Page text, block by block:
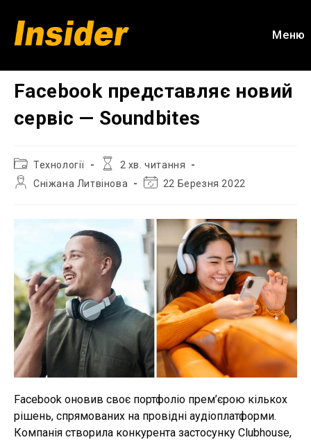
вмісту
Меню
Facebook представляє новий
сервіс — Soundbites
Категорія
запису:
Технології
Час
2 хв. читання
АвторСніжана Литвінова
Остання22 Березня 2022
Facebook оновив своє портфоліо прем’єрою кількох
рішень, спрямованих на провідні аудіоплатформи.
Компанія створила конкурента застосунку Clubhouse,